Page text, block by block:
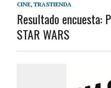
CINE, TRASTIENDA
Resultado encuesta:
STAR WARS